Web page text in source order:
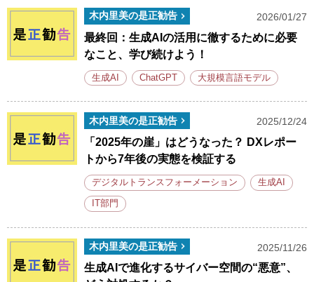
木内里美の是正勧告 2026/01/27
最終回：生成AIの活用に徹するために必要
なこと、学び続けよう！
生成AI ChatGPT 大規模言語モデル
木内里美の是正勧告 2025/12/24
「2025年の崖」はどうなった？ DXレポー
トから7年後の実態を検証する
デジタルトランスフォーメーション 生成AI
IT部門
木内里美の是正勧告 2025/11/26
生成AIで進化するサイバー空間の“悪意”、